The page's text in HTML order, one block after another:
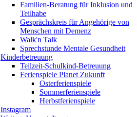
Familien-Beratung für Inklusion und
Teilhabe
Gesprächskreis für Angehörige von
Menschen mit Demenz
Walk'n Talk
Sprechstunde Mentale Gesundheit
Kinderbetreuung
Teilzeit-Schulkind-Betreuung
Ferienspiele Planet Zukunft
Osterferienspiele
Sommerferienspiele
Herbstferienspiele
Instagram